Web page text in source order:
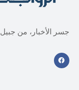
جسر الأخبار، من